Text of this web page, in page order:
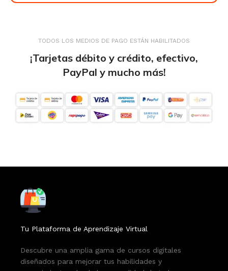
TODOS LOS MEDIOS DE PAGO ESTÁN HABILITADOS
¡Tarjetas débito y crédito, efectivo,
PayPal y mucho más!
Tu Plataforma de Aprendizaje Virtual
Descubre una amplia gama de cursos digitales
diseñados para mejorar tus habilidades y